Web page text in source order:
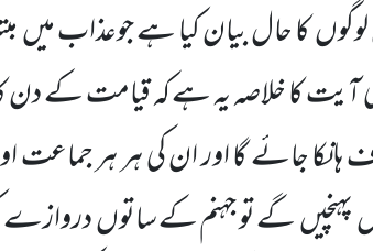
کا حال بیان کیا ہے جوعذاب
آیت کا خلاصہ یہ ہے کہ قیامت کے دن
جائے گا اور ان کی ہر ہر جماعت
پہنچیں گے تو جہنم کے ساتوں